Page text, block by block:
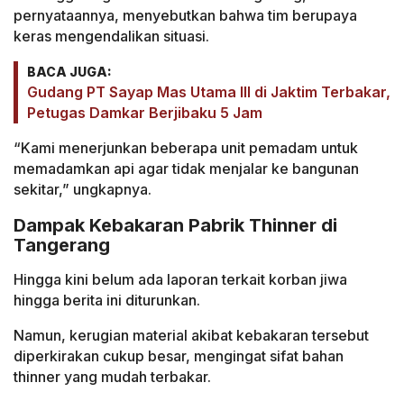
pernyataannya, menyebutkan bahwa tim berupaya
keras mengendalikan situasi.
BACA JUGA:
Gudang PT Sayap Mas Utama III di Jaktim Terbakar,
Petugas Damkar Berjibaku 5 Jam
“Kami menerjunkan beberapa unit pemadam untuk
memadamkan api agar tidak menjalar ke bangunan
sekitar,” ungkapnya.
Dampak Kebakaran Pabrik Thinner di
Tangerang
Hingga kini belum ada laporan terkait korban jiwa
hingga berita ini diturunkan.
Namun, kerugian material akibat kebakaran tersebut
diperkirakan cukup besar, mengingat sifat bahan
thinner yang mudah terbakar.